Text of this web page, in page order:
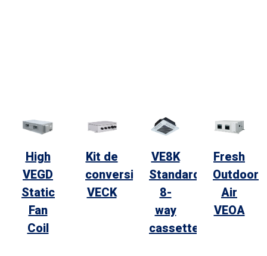
High
VEGD
Static
Fan
Coil
Kit de
conversión
VECK
VE8K
Standard
8-
way
cassette
Fresh
Outdoor
Air
VEOA